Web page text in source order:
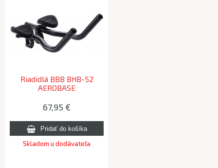
Riadidlá BBB BHB-52
AEROBASE
67,95 €
Skladom u dodávateľa